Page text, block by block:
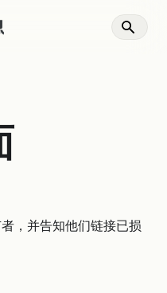
，并告知他们链接已损